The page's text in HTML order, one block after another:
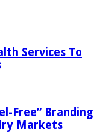
Services To
Free” Branding
Markets